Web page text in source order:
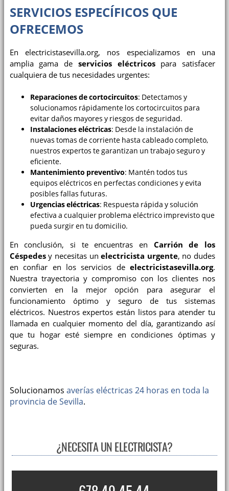
SERVICIOS ESPECÍFICOS QUE
OFRECEMOS
En electricistasevilla.org, nos especializamos en una
amplia gama de servicios eléctricospara satisfacer
cualquiera de tus necesidades urgentes:
Reparaciones de cortocircuitos: Detectamos y
solucionamos rápidamente los cortocircuitos para
evitar daños mayores y riesgos de seguridad.
Instalaciones eléctricas: Desde la instalación de
nuevas tomas de corriente hasta cableado completo,
nuestros expertos te garantizan un trabajo seguro y
eficiente.
Mantenimiento preventivo: Mantén todos tus
equipos eléctricos en perfectas condiciones y evita
posibles fallas futuras.
Urgencias eléctricas: Respuesta rápida y solución
efectiva a cualquier problema eléctrico imprevisto que
pueda surgir en tu domicilio.
En conclusión, si te encuentras en Carrión de los
Céspedesy necesitas unelectricista urgente, no dudes
en confiar en los servicios de electricistasevilla.org.
Nuestra trayectoria y compromiso con los clientes nos
convierten en la mejor opción para asegurar el
funcionamiento óptimo y seguro de tus sistemas
eléctricos. Nuestros expertos están listos para atender tu
llamada en cualquier momento del día, garantizando así
que tu hogar esté siempre en condiciones óptimas y
seguras.
Solucionamos averías eléctricas 24 horas en toda la
provincia de Sevilla.
¿NECESITA UN ELECTRICISTA?